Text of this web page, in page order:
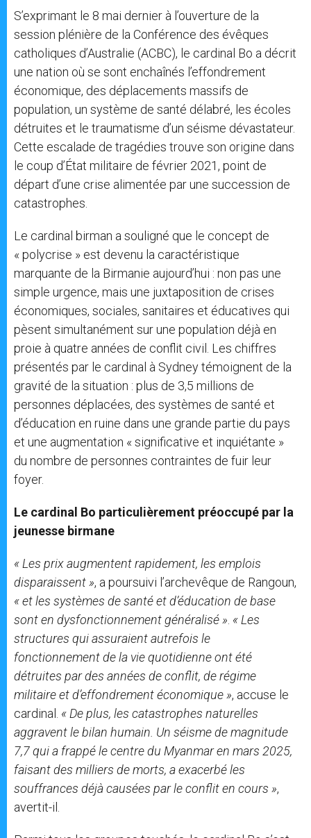
S’exprimant le 8 mai dernier à l’ouverture de la
session plénière de la Conférence des évêques
catholiques d’Australie (ACBC), le cardinal Bo a décrit
une nation où se sont enchaînés l’effondrement
économique, des déplacements massifs de
population, un système de santé délabré, les écoles
détruites et le traumatisme d’un séisme dévastateur.
Cette escalade de tragédies trouve son origine dans
le coup d’État militaire de février 2021, point de
départ d’une crise alimentée par une succession de
catastrophes.
Le cardinal birman a souligné que le concept de
« polycrise » est devenu la caractéristique
marquante de la Birmanie aujourd’hui : non pas une
simple urgence, mais une juxtaposition de crises
économiques, sociales, sanitaires et éducatives qui
pèsent simultanément sur une population déjà en
proie à quatre années de conflit civil. Les chiffres
présentés par le cardinal à Sydney témoignent de la
gravité de la situation : plus de 3,5 millions de
personnes déplacées, des systèmes de santé et
d’éducation en ruine dans une grande partie du pays
et une augmentation « significative et inquiétante »
du nombre de personnes contraintes de fuir leur
foyer.
Le cardinal Bo particulièrement préoccupé par la
jeunesse birmane
« Les prix augmentent rapidement, les emplois
disparaissent », a poursuivi l’archevêque de Rangoun,
« et les systèmes de santé et d’éducation de base
sont en dysfonctionnement généralisé » « Les
structures qui assuraient autrefois le
fonctionnement de la vie quotidienne ont été
détruites par des années de conflit, de régime
militaire et d’effondrement économique », accuse le
cardinal. « De plus, les catastrophes naturelles
aggravent le bilan humain. Un séisme de magnitude
7,7 qui a frappé le centre du Myanmar en mars 2025,
faisant des milliers de morts, a exacerbé les
souffrances déjà causées par le conflit en cours »,
avertit-il.